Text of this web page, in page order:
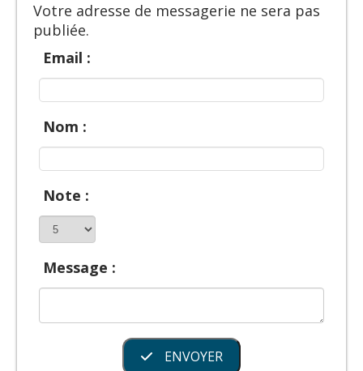
Votre adresse de messagerie ne sera pas
publiée.
Email :
Nom :
Note :
Message :
ENVOYER